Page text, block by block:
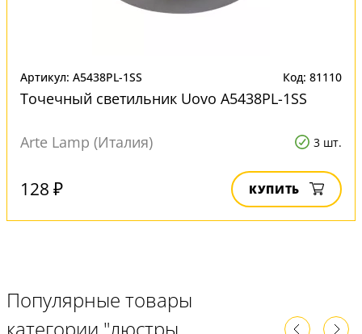
Артикул: A5438PL-1SS Код: 81110
Точечный светильник Uovo A5438PL-1SS
Arte Lamp (Италия) 3 шт.
128 ₽ КУПИТЬ
Популярные товары